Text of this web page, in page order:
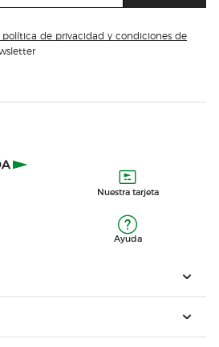
política de privacidad y condiciones de
Nuestra tarjeta
Ayuda